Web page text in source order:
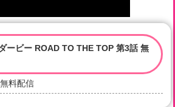
ービー ROAD TO THE TOP 第3話 無
料配信